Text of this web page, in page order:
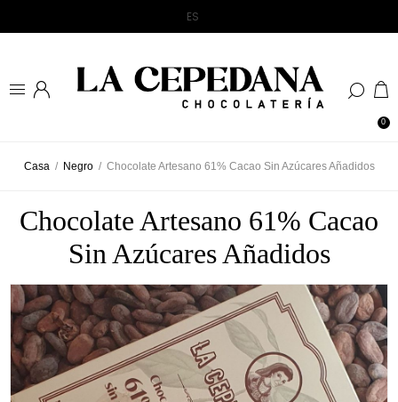
0
Casa / Negro / Chocolate Artesano 61% Cacao Sin Azúcares Añadidos
Chocolate Artesano 61% Cacao
Sin Azúcares Añadidos